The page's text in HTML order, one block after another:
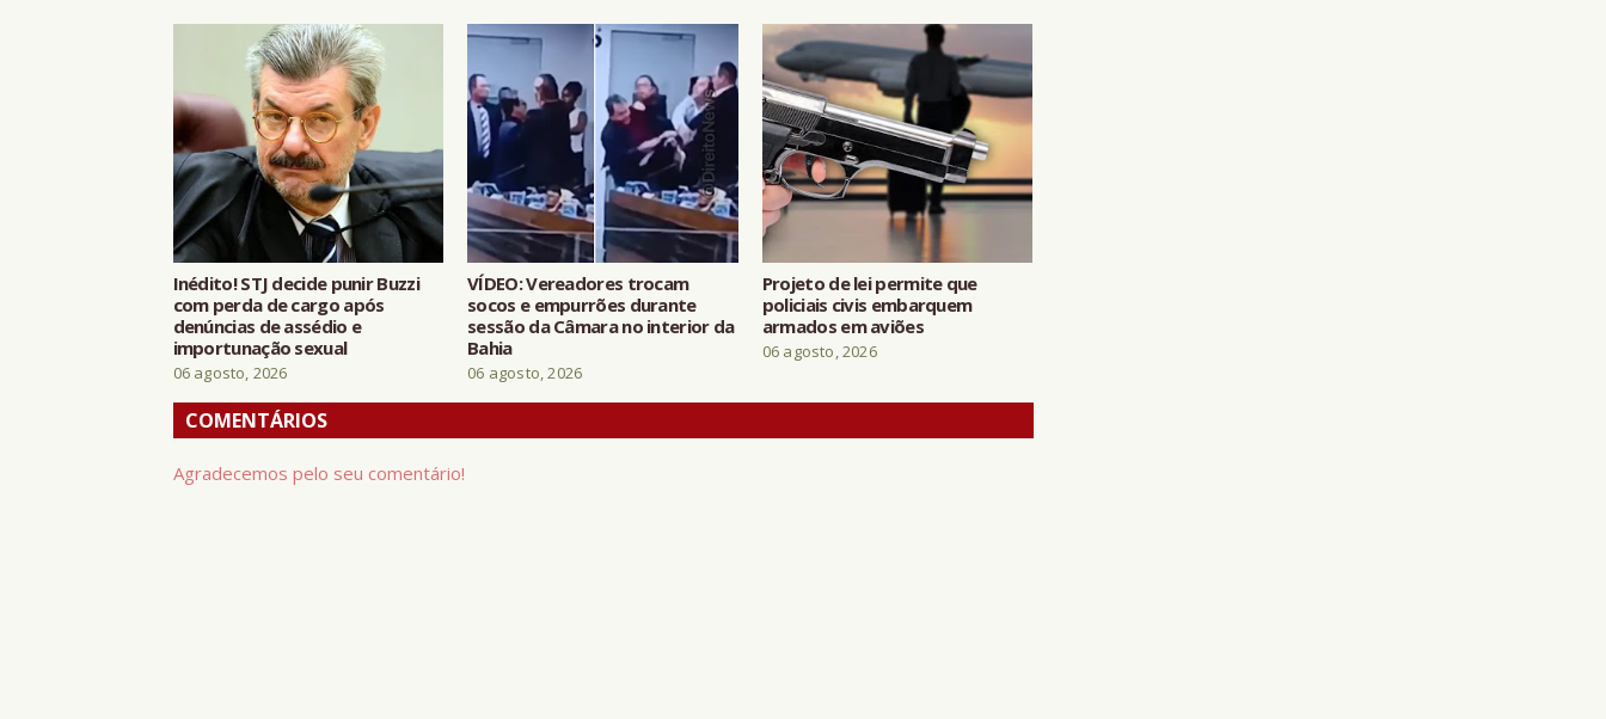
Inédito! STJ decide punir Buzzi
com perda de cargo após
denúncias de assédio e
importunação sexual
06 agosto, 2026
VÍDEO: Vereadores trocam
socos e empurrões durante
sessão da Câmara no interior da
Bahia
06 agosto, 2026
Projeto de lei permite que
policiais civis embarquem
armados em aviões
06 agosto, 2026
COMENTÁRIOS
Agradecemos pelo seu comentário!